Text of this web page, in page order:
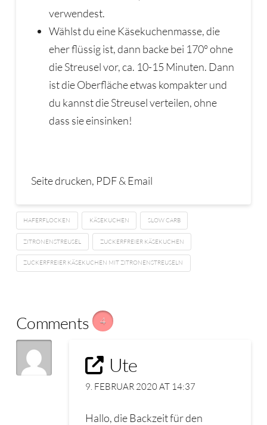
verwendest.
Wählst du eine Käsekuchenmasse, die
eher flüssig ist, dann backe bei 170° ohne
die Streusel vor, ca. 10-15 Minuten. Dann
ist die Oberfläche etwas kompakter und
du kannst die Streusel verteilen, ohne
dass sie einsinken!
Seite drucken, PDF & Email
HAFERFLOCKEN KÄSEKUCHEN SLOW CARB
ZITRONENSTREUSEL ZUCKERFREIER KÄSEKUCHEN
ZUCKERFREIER KÄSEKUCHEN MIT ZITRONENSTREUSELN
Comments 4
Ute
9. FEBRUAR 2020 AT 14:37
Hallo, die Backzeit für den